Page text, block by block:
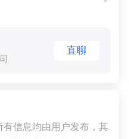
直聊
信息均由用户发布，其